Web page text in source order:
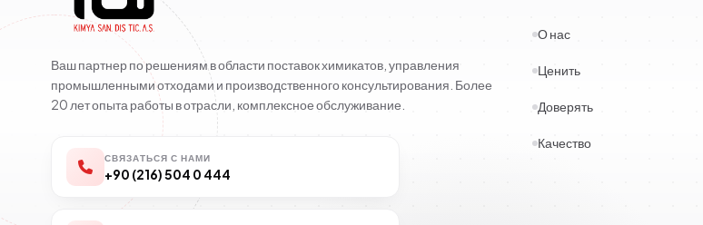
Ваш партнер по решениям в области поставок химикатов, управления
промышленными отходами и производственного консультирования. Более
20 лет опыта работы в отрасли, комплексное обслуживание.
СВЯЗАТЬСЯ С НАМИ
+90 (216) 504 0 444
О нас
Ценить
Доверять
Качество